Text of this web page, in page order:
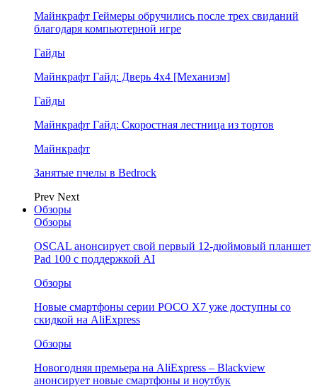
Майнкрафт Геймеры обручились после трех свиданий
благодаря компьютерной игре
Гайды
Майнкрафт Гайд: Дверь 4х4 [Механизм]
Гайды
Майнкрафт Гайд: Скоростная лестница из тортов
Майнкрафт
Занятые пчелы в Bedrock
Prev Next
Обзоры
Обзоры
OSCAL анонсирует свой первый 12-дюймовый планшет
Pad 100 с поддержкой AI
Обзоры
Новые смартфоны серии POCO X7 уже доступны со
скидкой на AliExpress
Обзоры
Новогодняя премьера на AliExpress – Blackview
анонсирует новые смартфоны и ноутбук